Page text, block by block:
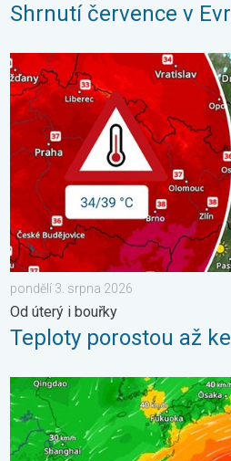
Shrnutí července v
Teploty porostou až ke 39
pondělí 3. srpna 2026
Od úterý i bouřky
Teploty porostou až
Japonsko se připravuje na tajfun